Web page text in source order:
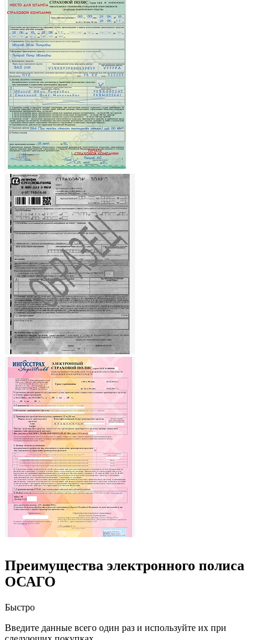
Преимущества электронного полиса
ОСАГО
Быстро
Введите данные всего один раз и используйте их при